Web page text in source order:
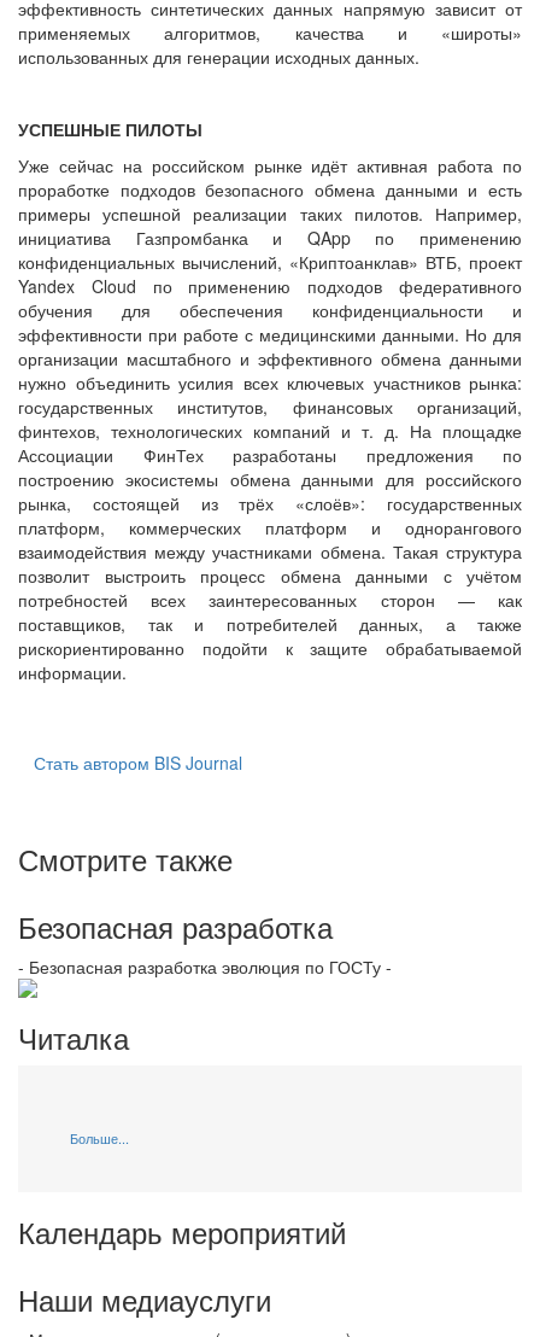
эффективность синтетических данных напрямую зависит от
применяемых алгоритмов, качества и «широты»
использованных для генерации исходных данных.
УСПЕШНЫЕ ПИЛОТЫ
Уже сейчас на российском рынке идёт активная работа по
проработке подходов безопасного обмена данными и есть
примеры успешной реализации таких пилотов. Например,
инициатива Газпромбанка и QApp по применению
конфиденциальных вычислений, «Криптоанклав» ВТБ, проект
Yandex Cloud по применению подходов федеративного
обучения для обеспечения конфиденциальности и
эффективности при работе с медицинскими данными. Но для
организации масштабного и эффективного обмена данными
нужно объединить усилия всех ключевых участников рынка:
государственных институтов, финансовых организаций,
финтехов, технологических компаний и т. д. На площадке
Ассоциации ФинТех разработаны предложения по
построению экосистемы обмена данными для российского
рынка, состоящей из трёх «слоёв»: государственных
платформ, коммерческих платформ и однорангового
взаимодействия между участниками обмена. Такая структура
позволит выстроить процесс обмена данными с учётом
потребностей всех заинтересованных сторон — как
поставщиков, так и потребителей данных, а также
рискориентированно подойти к защите обрабатываемой
информации.
Стать автором BIS Journal
Смотрите также
Безопасная разработка
- Безопасная разработка эволюция по ГОСТу -
Читалка
Больше...
Календарь мероприятий
Наши медиауслуги